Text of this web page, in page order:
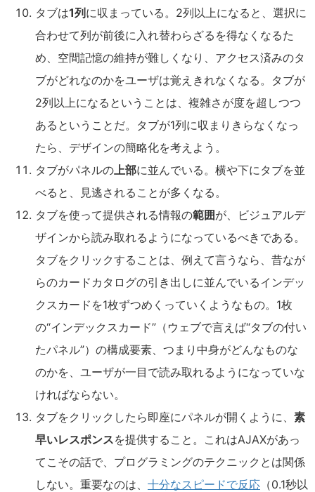
タブは1列に収まっている。2列以上になると、選択に
合わせて列が前後に入れ替わらざるを得なくなるた
め、空間記憶の維持が難しくなり、アクセス済みのタ
ブがどれなのかをユーザは覚えきれなくなる。タブが
2列以上になるということは、複雑さが度を超しつつ
あるということだ。タブが1列に収まりきらなくなっ
たら、デザインの簡略化を考えよう。
タブがパネルの 上部に並んでいる。横や下にタブを並
べると、見逃されることが多くなる。
タブを使って提供される情報の範囲が、ビジュアルデ
ザインから読み取れるようになっているべきである。
タブをクリックすることは、例えて言うなら、昔なが
らのカードカタログの引き出しに並んでいるインデッ
クスカードを1枚ずつめくっていくようなもの。1枚
の“インデックスカード”（ウェブで言えば“タブの付い
たパネル”）の構成要素、つまり中身がどんなものな
のかを、ユーザが一目で読み取れるようになっていな
ければならない。
タブをクリックしたら即座にパネルが開くように、 素
早いレスポンスを提供すること。これはAJAXがあっ
てこその話で、プログラミングのテクニックとは関係
しない。重要なのは、 十分なスピードで反応 （0.1秒以